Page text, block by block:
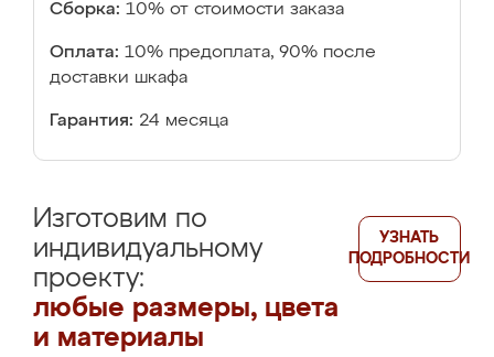
Сборка: 10% от стоимости заказа
Оплата: 10% предоплата, 90% после
доставки шкафа
Гарантия: 24 месяца
Изготовим по
индивидуальному
проекту:
любые размеры, цвета
и материалы
УЗНАТЬ
ПОДРОБНОСТИ